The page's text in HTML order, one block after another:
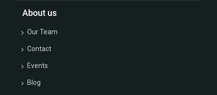
About us
Our Team
Contact
Events
Blog